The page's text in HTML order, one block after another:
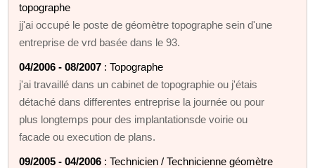
topographe
jj'ai occupé le poste de géomètre topographe sein d'une
entreprise de vrd basée dans le 93.
04/2006 - 08/2007 : Topographe
j'ai travaillé dans un cabinet de topographie ou j'étais
détaché dans differentes entreprise la journée ou pour
plus longtemps pour des implantationsde voirie ou
facade ou execution de plans.
09/2005 - 04/2006 : Technicien / Technicienne géomètre